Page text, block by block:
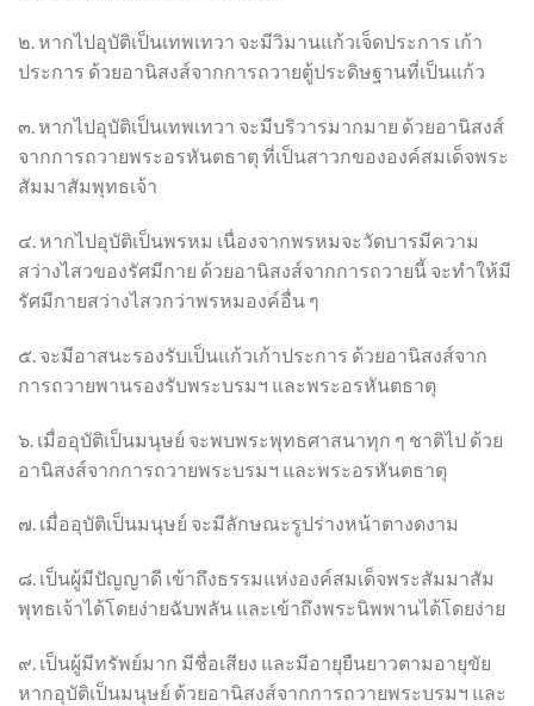
๒. หากไปอุบัติเป็นเทพเทวา จะมีวิมานแก้วเจ็ดประการ เก้า
ประการ ด้วยอานิสงส์จากการถวายตู้ประดิษฐานที่เป็นแก้ว
๓. หากไปอุบัติเป็นเทพเทวา จะมีบริวารมากมาย ด้วยอานิสงส์
จากการถวายพระอรหันตธาตุ ที่เป็นสาวกขององค์สมเด็จพระ
สัมมาสัมพุทธเจ้า
๔. หากไปอุบัติเป็นพรหม เนื่องจากพรหมจะวัดบารมีความ
สว่างไสวของรัศมีกาย ด้วยอานิสงส์จากการถวายนี้ จะทำให้มี
รัศมีกายสว่างไสวกว่าพรหมองค์อื่น ๆ
๕. จะมีอาสนะรองรับเป็นแก้วเก้าประการ ด้วยอานิสงส์จาก
การถวายพานรองรับพระบรมฯ และพระอรหันตธาตุ
๖. เมื่ออุบัติเป็นมนุษย์ จะพบพระพุทธศาสนาทุก ๆ ชาติไป ด้วย
อานิสงส์จากการถวายพระบรมฯ และพระอรหันตธาตุ
๗. เมื่ออุบัติเป็นมนุษย์ จะมีลักษณะรูปร่างหน้าตางดงาม
๘. เป็นผู้มีปัญญาดี เข้าถึงธรรมแห่งองค์สมเด็จพระสัมมาสัม
พุทธเจ้าได้โดยง่ายฉับพลัน และเข้าถึงพระนิพพานได้โดยง่าย
๙. เป็นผู้มีทรัพย์มาก มีชื่อเสียง และมีอายุยืนยาวตามอายุขัย
หากอุบัติเป็นมนุษย์ ด้วยอานิสงส์จากการถวายพระบรมฯ และ